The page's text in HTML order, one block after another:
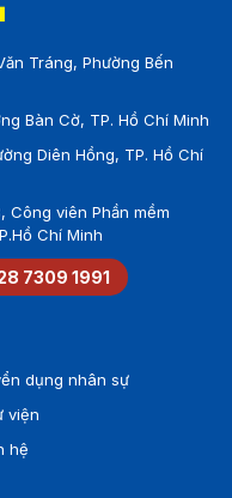
Tráng, Phường Bến
Bàn Cờ, TP. Hồ Chí Minh
Diên Hồng, TP. Hồ Chí
Công viên Phần mềm
Chí Minh
7309 1991
dụng nhân sự
viện
hệ